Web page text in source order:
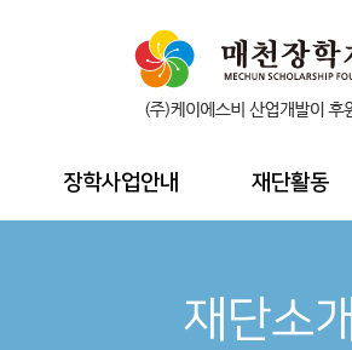
장학사업안내 재단활동
재단소개